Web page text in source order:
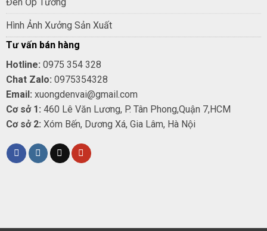
Hình Ảnh Xưởng Sản Xuất
Tư vấn bán hàng
Hotline: 0975 354 328
Chat Zalo: 0975354328
Email: xuongdenvai@gmail.com
Cơ sở 1: 460 Lê Văn Lương, P. Tân Phong,Quận 7,HCM
Cơ sở 2: Xóm Bến, Dương Xá, Gia Lâm, Hà Nội